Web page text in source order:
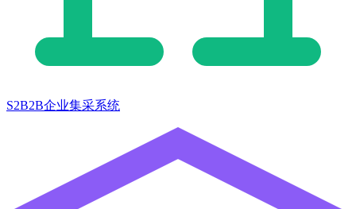
S2B2B企业集采系统